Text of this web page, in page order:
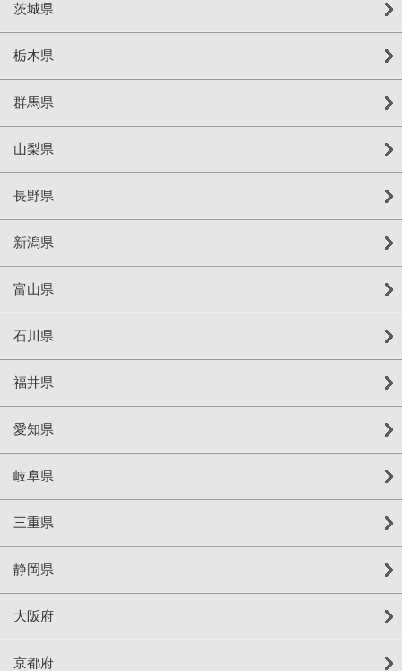
茨城県
栃木県
群馬県
山梨県
長野県
新潟県
富山県
石川県
福井県
愛知県
岐阜県
三重県
静岡県
大阪府
京都府